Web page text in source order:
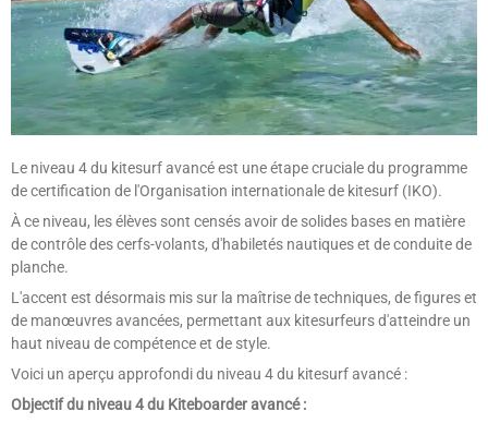
Le niveau 4 du kitesurf avancé est une étape cruciale du programme
de certification de l'Organisation internationale de kitesurf (IKO).
À ce niveau, les élèves sont censés avoir de solides bases en matière
de contrôle des cerfs-volants, d'habiletés nautiques et de conduite de
planche.
L'accent est désormais mis sur la maîtrise de techniques, de figures et
de manœuvres avancées, permettant aux kitesurfeurs d'atteindre un
haut niveau de compétence et de style.
Voici un aperçu approfondi du niveau 4 du kitesurf avancé :
Objectif du niveau 4 du Kiteboarder avancé :